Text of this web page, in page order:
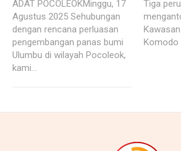
ADAT POCOLEOKMinggu, 17
Agustus 2025 Sehubungan
dengan rencana perluasan
pengembangan panas bumi
Ulumbu di wilayah Pocoleok,
kami...
Tiga
Komodo